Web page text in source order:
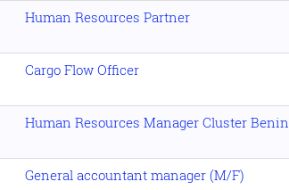
Human Resources Partner
Cargo Flow Officer
Human Resources Manager Cluster Benin
General accountant manager (M/F)